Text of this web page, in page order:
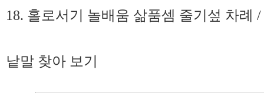
18. 홀로서기 놀배움 삶품셈 줄기섶 차례 /
낱말 찾아 보기